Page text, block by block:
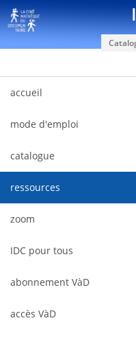
Hyppää sisältöön
accueil
mode d'emploi
catalogue
ressources
zoom
IDC pour tous
abonnement VàD
accès VàD